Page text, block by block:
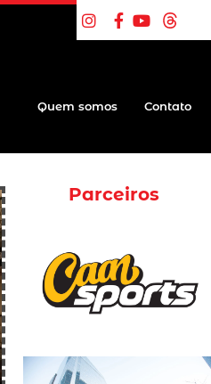
Quem somos Contato
Parceiros